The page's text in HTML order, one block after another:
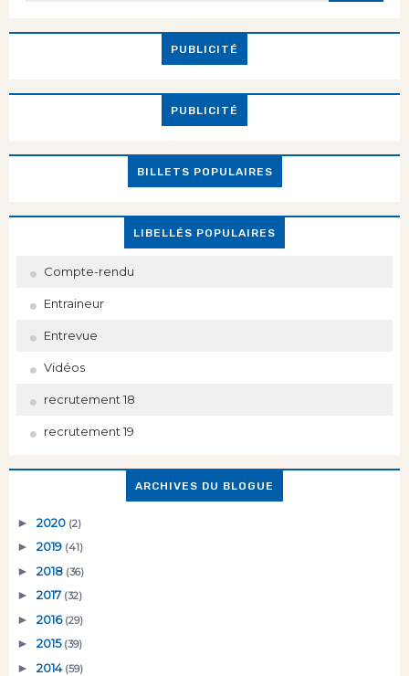
PUBLICITÉ
PUBLICITÉ
BILLETS POPULAIRES
LIBELLÉS POPULAIRES
Compte-rendu
Entraineur
Entrevue
Vidéos
recrutement 18
recrutement 19
ARCHIVES DU BLOGUE
► 2020 (2)
► 2019 (41)
► 2018 (36)
► 2017 (32)
► 2016 (29)
► 2015 (39)
► 2014 (59)